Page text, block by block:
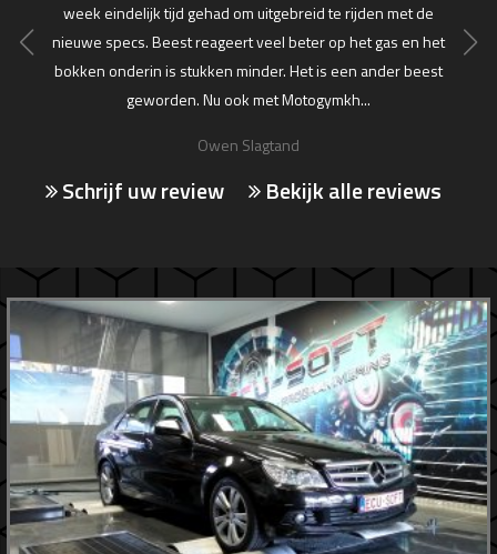
week eindelijk tijd gehad om uitgebreid te rijden met de
nieuwe specs. Beest reageert veel beter op het gas en het
bokken onderin is stukken minder. Het is een ander beest
geworden. Nu ook met Motogymkh...
Owen Slagtand
Schrijf uw review Bekijk alle reviews